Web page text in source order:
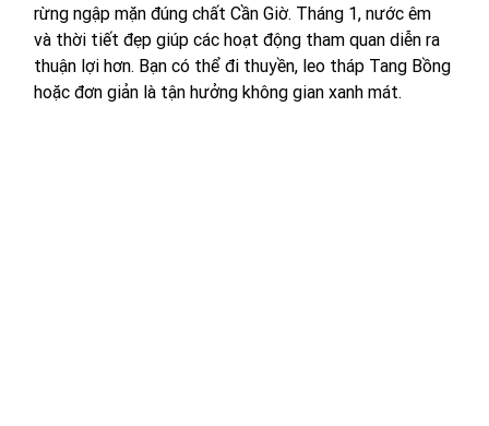
rừng ngập mặn đúng chất Cần Giờ. Tháng 1, nước êm
và thời tiết đẹp giúp các hoạt động tham quan diễn ra
thuận lợi hơn. Bạn có thể đi thuyền, leo tháp Tang Bồng
hoặc đơn giản là tận hưởng không gian xanh mát.